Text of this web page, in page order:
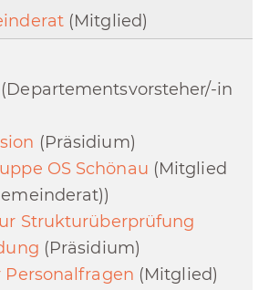
(Mitglied)
(Departementsvorsteher/-in
(Präsidium)
OS Schönau (Mitglied
Strukturüberprüfung
(Präsidium)
Personalfragen (Mitglied)